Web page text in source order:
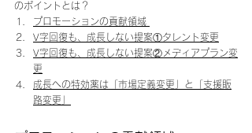
のポイントとは？
プロモーションの貢献領域
V字回復も、成長しない提案①タレント変更
V字回復も、成長しない提案②メディアプラン変
更
成長への特効薬は「市場定義変更」と「支援販
路変更」